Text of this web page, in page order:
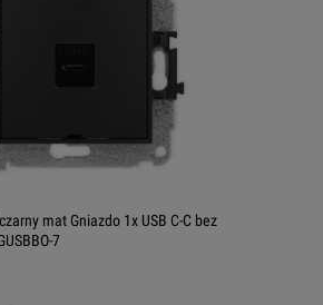
mat Gniazdo 1x USB C-C bez
7